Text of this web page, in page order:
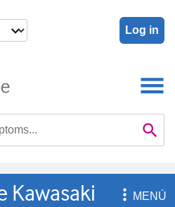
Log in

Kawasaki MENÚ